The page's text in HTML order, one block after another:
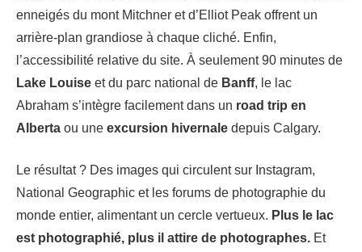
enneigés du mont Mitchner et d’Elliot Peak offrent un
arrière-plan grandiose à chaque cliché. Enfin,
l’accessibilité relative du site. À seulement 90 minutes de
Lake Louise et du parc national de Banff, le lac
Abraham s’intègre facilement dans un road trip en
Alberta ou une excursion hivernale depuis Calgary.
Le résultat ? Des images qui circulent sur Instagram,
National Geographic et les forums de photographie du
monde entier, alimentant un cercle vertueux. Plus le lac
est photographié, plus il attire de photographes. Et